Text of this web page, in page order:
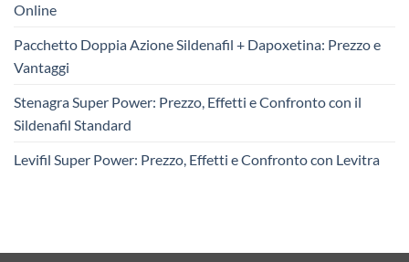
Online
Pacchetto Doppia Azione Sildenafil + Dapoxetina: Prezzo e
Vantaggi
Stenagra Super Power: Prezzo, Effetti e Confronto con il
Sildenafil Standard
Levifil Super Power: Prezzo, Effetti e Confronto con Levitra